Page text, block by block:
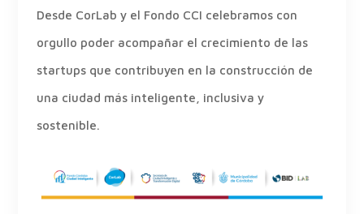
Desde CorLab y el Fondo CCI celebramos con
orgullo poder acompañar el crecimiento de las
startups que contribuyen en la construcción de
una ciudad más inteligente, inclusiva y
sostenible.